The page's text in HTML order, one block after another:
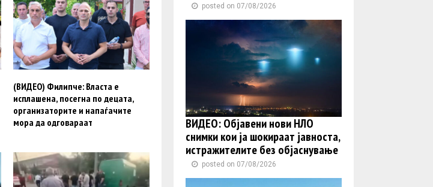
(ВИДЕО) Филипче: Власта е
исплашена, посегна по децата,
организаторите и напаѓачите
мора да одговараат
posted on 07/08/2026
ВИДЕО: Објавени нови НЛО
снимки кои ја шокираат јавноста,
истражителите без објаснување
posted on 07/08/2026